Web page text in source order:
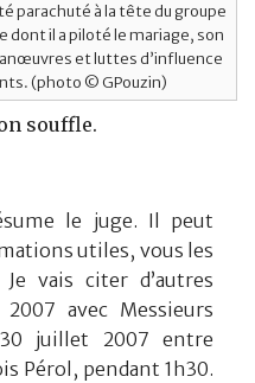
parachuté à la tête du groupe
dont il a piloté le mariage, son
et luttes d’influence
(photo © GPouzin)
souffle.
le juge. Il peut
utiles, vous les
vais citer d’autres
avec Messieurs
juillet 2007 entre
Pérol, pendant 1h30.